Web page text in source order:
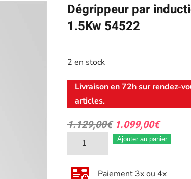
Dégrippeur par
1.5Kw 54522
2 en stock
Livraison en 72h sur rendez-
articles.
1.129,00€ 1.099,00€
quantité
de
Dégrippeur
Ajouter au panier
Paiement 3x ou 4x